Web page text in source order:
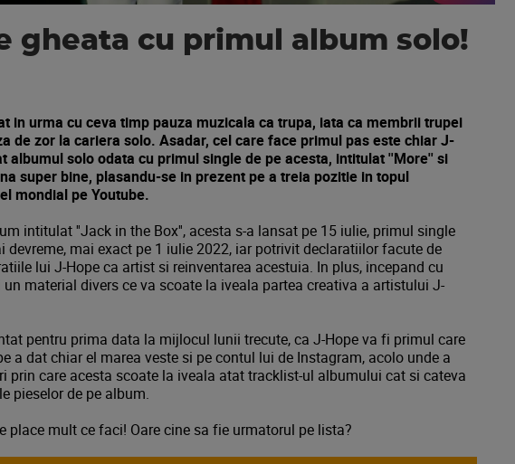
gheata cu primul album solo!
in urma cu ceva timp pauza muzicala ca trupa, iata ca membrii trupei
de zor la cariera solo. Asadar, cel care face primul pas este chiar J-
albumul solo odata cu primul single de pe acesta, intitulat ''More'' si
super bine, plasandu-se in prezent pe a treia pozitie in topul
mondial pe Youtube.
intitulat ''Jack in the Box'', acesta s-a lansat pe 15 iulie, primul single
mai exact pe 1 iulie 2022, iar potrivit declaratiilor facute de
lui J-Hope ca artist si reinventarea acestuia. In plus, incepand cu
material divers ce va scoate la iveala partea creativa a artistului J-
pentru prima data la mijlocul lunii trecute, ca J-Hope va fi primul care
a dat chiar el marea veste si pe contul lui de Instagram, acolo unde a
prin care acesta scoate la iveala atat tracklist-ul albumului cat si cateva
pieselor de pe album.
place mult ce faci! Oare cine sa fie urmatorul pe lista?